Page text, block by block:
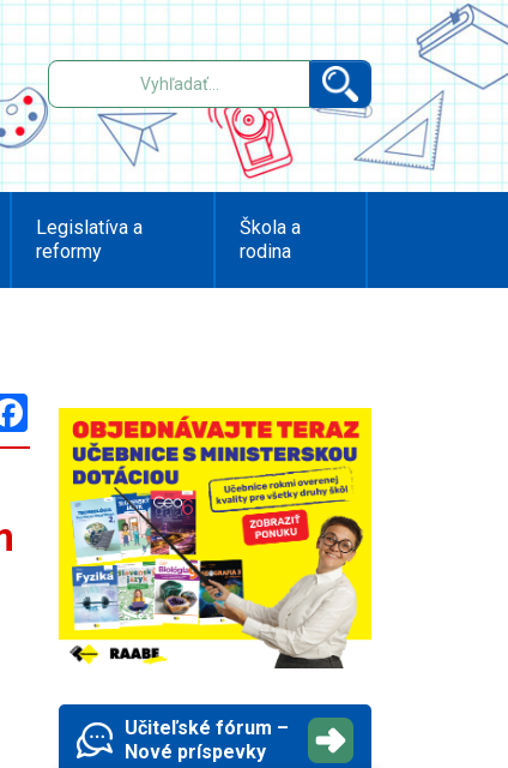
Legislatíva a
reformy
Škola a
rodina
Učiteľské fórum –
Nové príspevky